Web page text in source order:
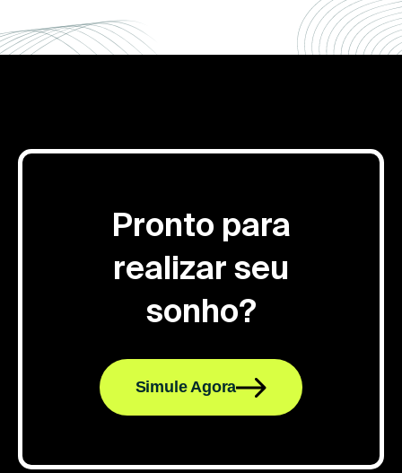
Pronto para
realizar seu
sonho?
Simule Agora